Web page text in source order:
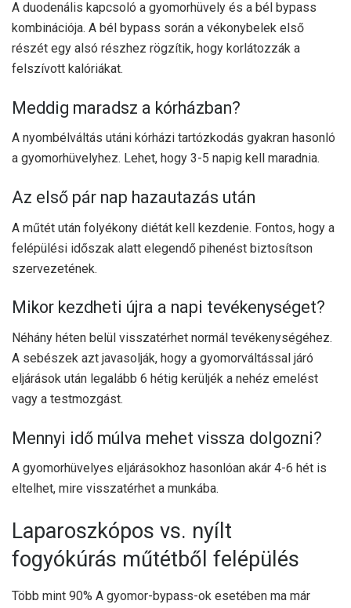
A duodenális kapcsoló a gyomorhüvely és a bél bypass
kombinációja. A bél bypass során a vékonybelek első
részét egy alsó részhez rögzítik, hogy korlátozzák a
felszívott kalóriákat.
Meddig maradsz a kórházban?
A nyombélváltás utáni kórházi tartózkodás gyakran hasonló
a gyomorhüvelyhez. Lehet, hogy 3-5 napig kell maradnia.
Az első pár nap hazautazás után
A műtét után folyékony diétát kell kezdenie. Fontos, hogy a
felépülési időszak alatt elegendő pihenést biztosítson
szervezetének.
Mikor kezdheti újra a napi tevékenységet?
Néhány héten belül visszatérhet normál tevékenységéhez.
A sebészek azt javasolják, hogy a gyomorváltással járó
eljárások után legalább 6 hétig kerüljék a nehéz emelést
vagy a testmozgást.
Mennyi idő múlva mehet vissza dolgozni?
A gyomorhüvelyes eljárásokhoz hasonlóan akár 4-6 hét is
eltelhet, mire visszatérhet a munkába.
Laparoszkópos vs. nyílt
fogyókúrás műtétből felépülés
Több mint 90% A gyomor-bypass-ok esetében ma már